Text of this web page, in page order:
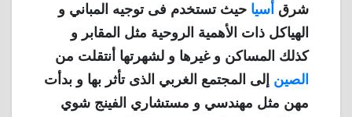
شرق أسيا حيث تستخدم فى توجيه المباني و
الهياكل ذات الأهمية الروحية مثل المقابر و
كذلك المساكن و غيرها و لشهرتها أنتقلت من
الصين إلى المجتمع الغربي الذى تأثر بها و بدأت
مهن مثل مهندسي و مستشاري الفينج شوي